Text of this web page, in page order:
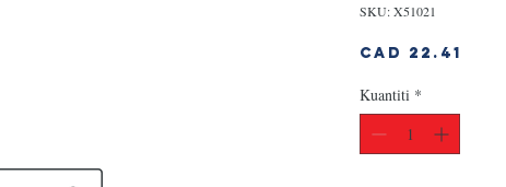
SKU: X51021
CAD 22.41
Kuantiti *